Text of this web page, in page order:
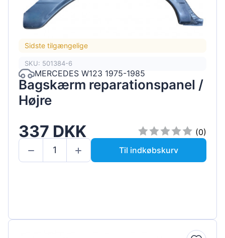
Sidste tilgængelige
SKU: 501384-6
MERCEDES W123 1975-1985
Bagskærm reparationspanel /
Højre
337 DKK
(0)
Til indkøbskurv